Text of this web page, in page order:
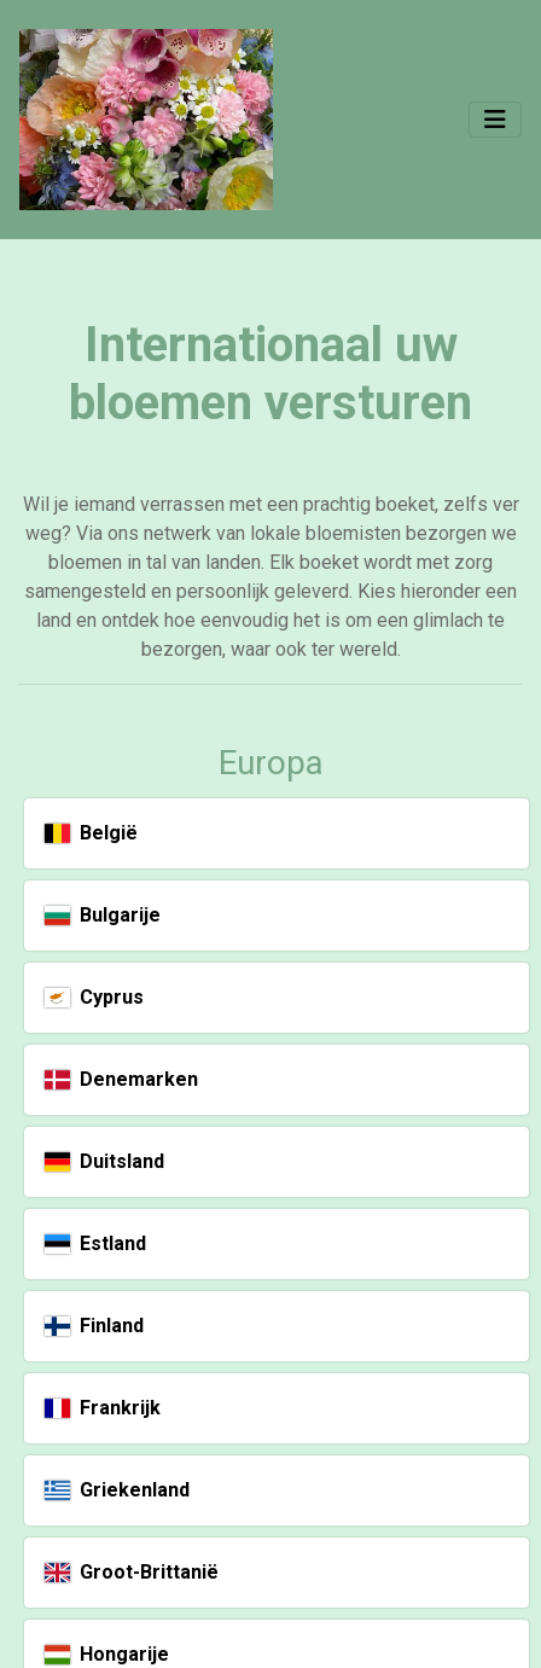
Internationaal uw
bloemen versturen
Wil je iemand verrassen met een prachtig boeket, zelfs ver
weg? Via ons netwerk van lokale bloemisten bezorgen we
bloemen in tal van landen. Elk boeket wordt met zorg
samengesteld en persoonlijk geleverd. Kies hieronder een
land en ontdek hoe eenvoudig het is om een glimlach te
bezorgen, waar ook ter wereld.
Europa
België
Bulgarije
Cyprus
Denemarken
Duitsland
Estland
Finland
Frankrijk
Griekenland
Groot-Brittanië
Hongarije